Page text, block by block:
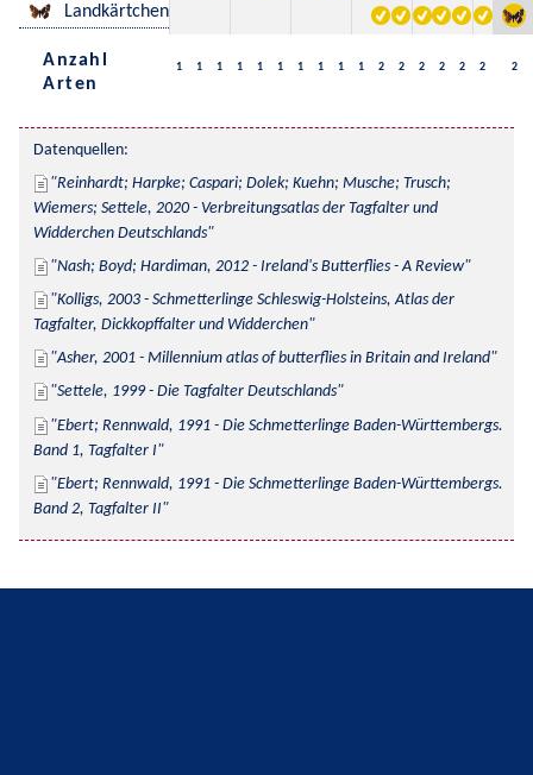
Landkärtchen
Anzahl
Arten
1 1 1 1 1 1 1 1 1 1 2 2 2 2 2 2 2
Datenquellen:
Reinhardt; Harpke; Caspari; Dolek; Kuehn; Musche; Trusch;
Wiemers; Settele, 2020 - Verbreitungsatlas der Tagfalter und
Widderchen Deutschlands
Nash; Boyd; Hardiman, 2012 - Ireland's Butterflies - A Review
Kolligs, 2003 - Schmetterlinge Schleswig-Holsteins, Atlas der
Tagfalter, Dickkopffalter und Widderchen
Asher, 2001 - Millennium atlas of butterflies in Britain and Ireland
Settele, 1999 - Die Tagfalter Deutschlands
Ebert; Rennwald, 1991 - Die Schmetterlinge Baden-Württembergs.
Band 1, Tagfalter I
Ebert; Rennwald, 1991 - Die Schmetterlinge Baden-Württembergs.
Band 2, Tagfalter II